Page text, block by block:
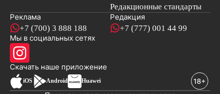
Редакционные стандарты
Реклама
+7 (700) 3 888 188
Редакция
+7 (777) 001 44 99
Мы в социальных сетях
Скачать наше приложениеновостей
iOS Android Huawei